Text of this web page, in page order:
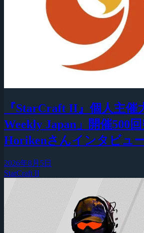
『StarCraft II』個人主催
Weekly Japan」開催500
Horikenさんインタビュ
2026年8月5日
StarCraft II